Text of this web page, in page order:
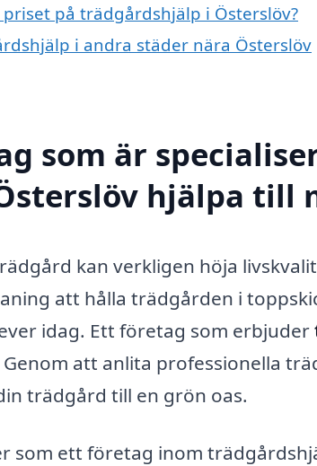
på trädgårdshjälp i Österslöv?
i andra städer nära Österslöv
som är
hjälpa till
kan verkligen höja
att hålla trädgården i
idag. Ett företag som erbjuder
att anlita professionella
trädgård till en grön oas.
som ett företag inom